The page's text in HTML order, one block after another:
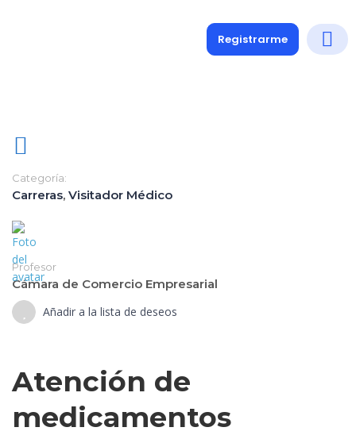
Registrarme
Categoría:
Carreras, Visitador Médico
Profesor
Cámara de Comercio Empresarial
Añadir a la lista de deseos
Atención de
medicamentos